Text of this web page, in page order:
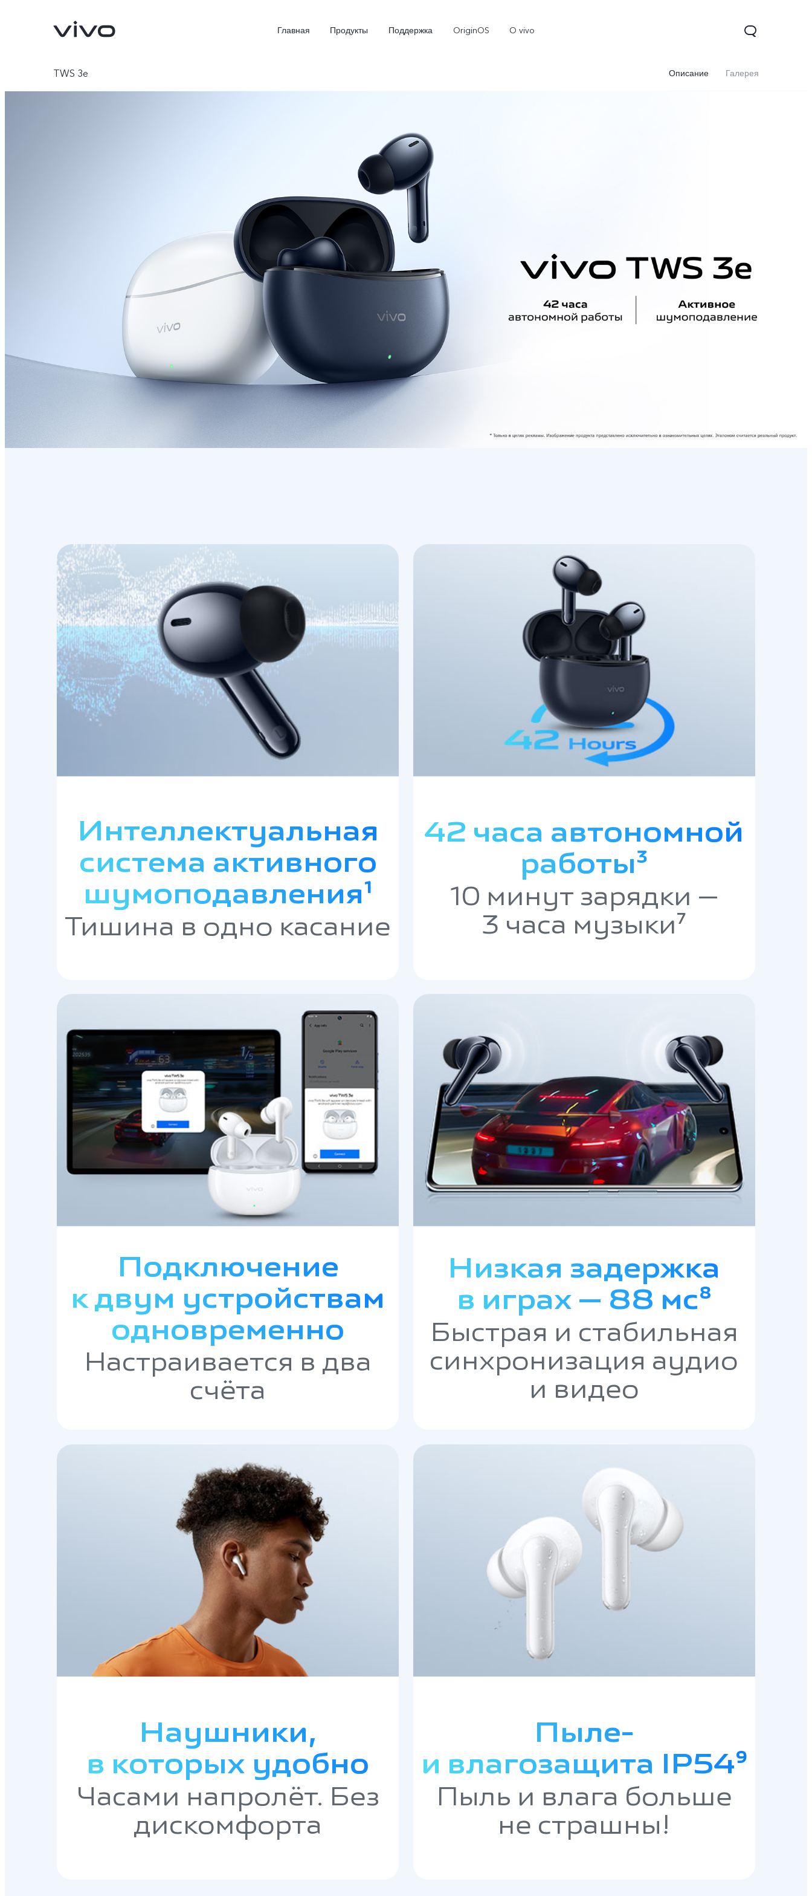
Главная Продукты Поддержка OriginOS O vivo
TWS 3e Описание Галерея
Интеллектуальная
система активного
шумоподавления¹
Тишина в одно касание
42 часа автономной
работы³
10 минут зарядки —
3 часа музыки⁷
Подключение
к двум устройствам
одновременно
Настраивается в два
счёта
Низкая задержка
в играх — 88 мс⁸
Быстрая и стабильная
синхронизация аудио
и видео
Наушники,
в которых удобно
Часами напролёт. Без
дискомфорта
Пыле-
и влагозащита IP54⁹
Пыль и влага больше
не страшны!